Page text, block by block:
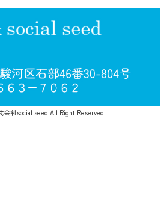
社social seed All Right Reserved.